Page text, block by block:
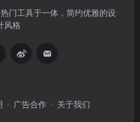
门工具于一体，简约优雅的设
风格
广告合作 关于我们